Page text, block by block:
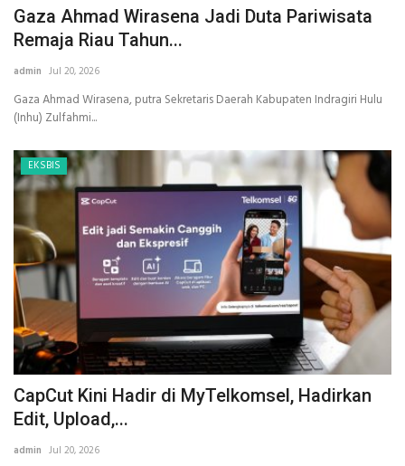
Gaza Ahmad Wirasena Jadi Duta Pariwisata
Remaja Riau Tahun...
admin Jul 20, 2026
Gaza Ahmad Wirasena, putra Sekretaris Daerah Kabupaten Indragiri Hulu
(Inhu) Zulfahmi...
EKSBIS
CapCut Kini Hadir di MyTelkomsel, Hadirkan
Edit, Upload,...
admin Jul 20, 2026